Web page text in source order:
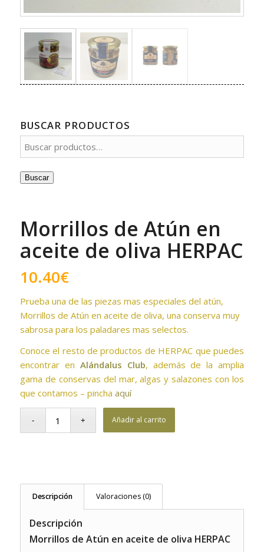
BUSCAR PRODUCTOS
Buscar
Morrillos de Atún en
aceite de oliva HERPAC
10.40€
Prueba una de las piezas mas especiales del atún,
Morrillos de Atún en aceite de oliva, una conserva muy
sabrosa para los paladares mas selectos.
Conoce el resto de productos de HERPAC que puedes
encontrar en Alándalus Club, además de la amplia
gama de conservas del mar, algas y salazones con los
que contamos – pincha aquí
Añadir al carrito
Descripción Valoraciones (0)
Descripción
Morrillos de Atún en aceite de oliva HERPAC